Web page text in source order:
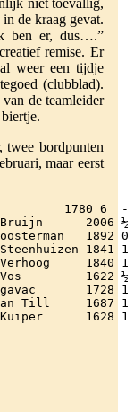
niet toevallig,
de kraag gevat.
ben er, dus….”
remise. Er
weer een tijdje
(clubblad).
de teamleider
twee bordpunten
maar eerst
1780 6  -
2006
1892
1841
1840
1622
1728
Till     1687
1628